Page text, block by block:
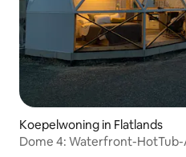
Koepelwoning in Flatlands
Dome 4: Waterfront-